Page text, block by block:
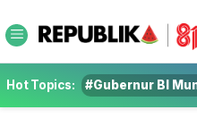
Hot Topics: #Gubernur BI